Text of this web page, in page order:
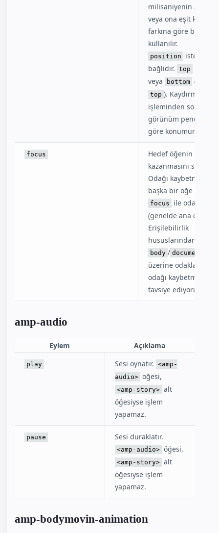
milisaniyenin
veya ona eşit
farkına göre bir
kullanılır.
position
isteğe
bağlıdır. top
veya bottom
top ). Kaydırma
işleminden sonra
görünüm
göre konumunu
focus
Hedef öğenin odak
kazanmasını sağlar.
Odağı kaybetmek için
başka bir öğe
focus
ile odaklanın
(genelde ana öğeye).
Erişilebilirlik
hususlarından ötürü
body /
üzerine odaklanarak
odağı
tavsiye ediyoruz.
amp-audio
Eylem Açıklama
play Sesi oynatır. <amp-
audio> öğesi,
<amp-story> alt
öğesiyse işlem
yapamaz.
pause Sesi duraklatır.
<amp-audio> öğesi,
<amp-story> alt
öğesiyse işlem
yapamaz.
amp-bodymovin-animation